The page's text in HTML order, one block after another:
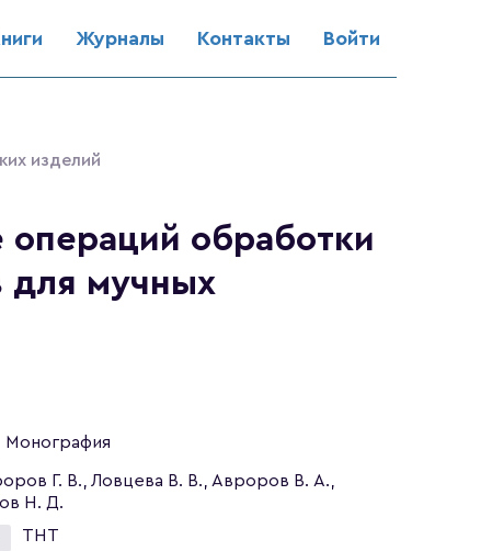
Журналы Контакты Войти
изделий
обработки
для мучных
Монография
Г. В., Ловцева В. В., Авроров В. А.,
Н. Д.
ТНТ